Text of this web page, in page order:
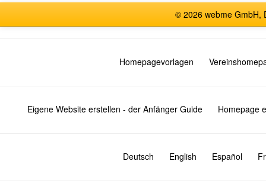
© 2026 webme GmbH,
Homepagevorlagen
Eigene Website erstellen - der Anfänger Guide Homepage
Deutsch English Español